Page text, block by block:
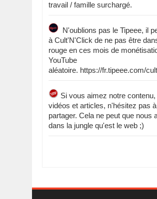
travail / famille surchargé.
N'oublions pas le Tipeee, il
à Cult'N'Click de ne pas être
rouge en ces mois de
YouTube
aléatoire. https://fr.tipeee.com/
Si vous aimez notre contenu,
vidéos et articles, n'hésitez pas
partager. Cela ne peut que nous
dans la jungle qu'est le web ;)